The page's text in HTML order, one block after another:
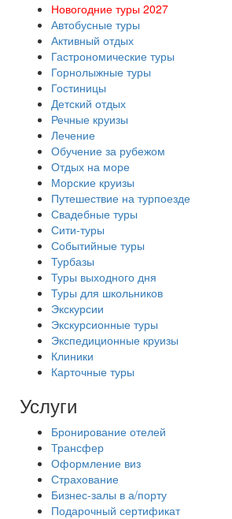
Новогодние туры 2027
Автобусные туры
Активный отдых
Гастрономические туры
Горнолыжные туры
Гостиницы
Детский отдых
Речные круизы
Лечение
Обучение за рубежом
Отдых на море
Морские круизы
Путешествие на турпоезде
Свадебные туры
Сити-туры
Событийные туры
Турбазы
Туры выходного дня
Туры для школьников
Экскурсии
Экскурсионные туры
Экспедиционные круизы
Клиники
Карточные туры
Услуги
Бронирование отелей
Трансфер
Оформление виз
Страхование
Бизнес-залы в а/порту
Подарочный сертификат